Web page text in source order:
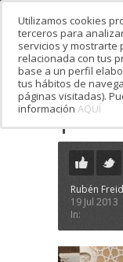
Estás en:
1
Rubén
19 Jul 2013
In:
Utilizamos cookies
terceros para
servicios y mostrarte
relacionada con tus
base a un perfil
tus hábitos de
páginas visitadas).
información AQUÍ